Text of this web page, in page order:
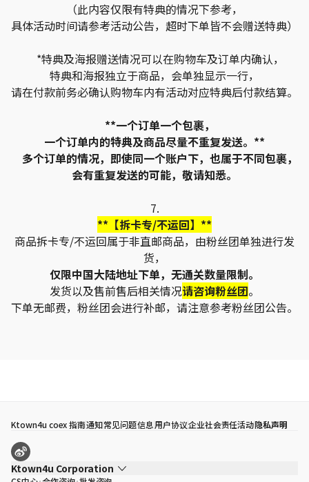
（此内容仅限有特典的情况下参考，
具体活动时间请参考活动公告，超时下单皆不会赠送特典）
*特典及海报赠送情况可以在购物车及订单内确认，
特典和海报独立于商品，会单独显示一行，
请在付款前务必确认购物车内有活动对应特典后付款结算。
**一个订单一个包裹，
一个订单内的特典及商品尽量不重复发送。**
多个订单的情况，即使同一个账户下，也属于不同包裹，
会有重复发送的可能，敬请知悉。
7.
**【拆卡专/不运回】**
商品拆卡专/不运回属于非直邮商品，由粉丝团单独进行发
货，
仅限中国大陆地址下单，无通关数量限制。
发货以及售前售后相关情况请咨询粉丝团。
下单无邮费，粉丝团会进行补邮，请注意参考粉丝团公告。
Ktown4u coex 指南通知常见问题信息用户协议企业社会责任活动隐私声明
Ktown4u Corporation